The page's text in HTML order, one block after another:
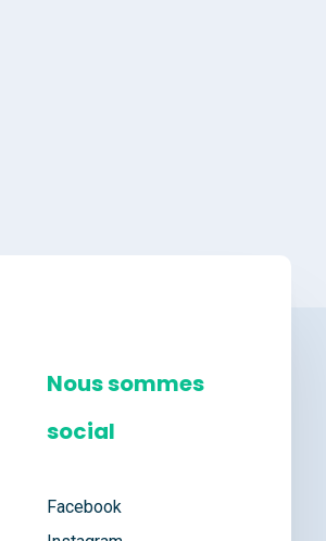
Nous sommes
social
Facebook